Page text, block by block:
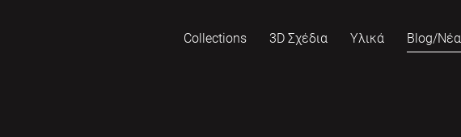
Collections 3D Σχέδια Υλικά Blog/Νέα